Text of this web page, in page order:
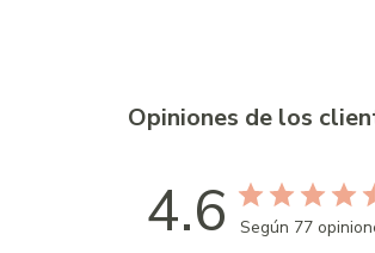
Opiniones de los
4.6 Según 77